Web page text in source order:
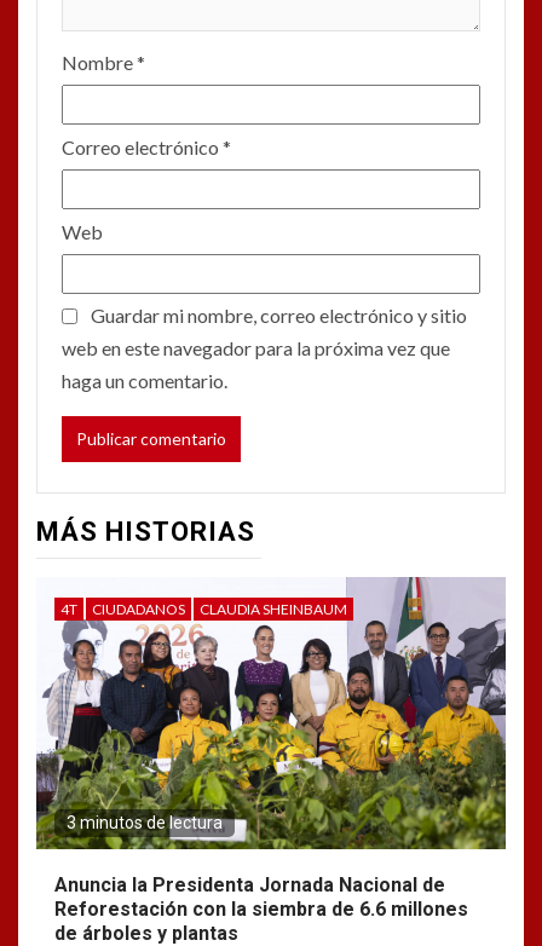
Nombre*
Correo electrónico *
Web
Guardar mi nombre, correo electrónico y sitio
web en este navegador para la próxima vez que
haga un comentario.
MÁS HISTORIAS
4T CIUDADANOS CLAUDIA SHEINBAUM
3 minutos de lectura
Anuncia la Presidenta Jornada Nacional de
Reforestación con la siembra de 6.6 millones
de árboles y plantas